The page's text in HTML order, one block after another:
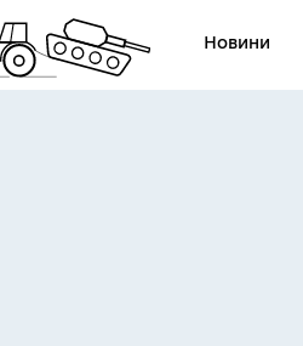
Новини